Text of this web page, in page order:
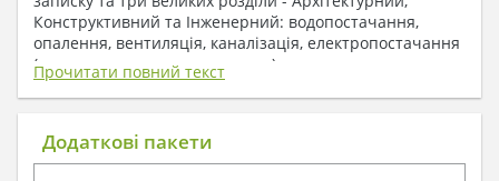
Конструктивний та Інженерний: водопостачання,
опалення, вентиляція, каналізація, електропостачання
( купується за додаткову плату ).
1. До складу Архітектурного розділу
входять:
Прочитати повний текст
Додаткові пакети